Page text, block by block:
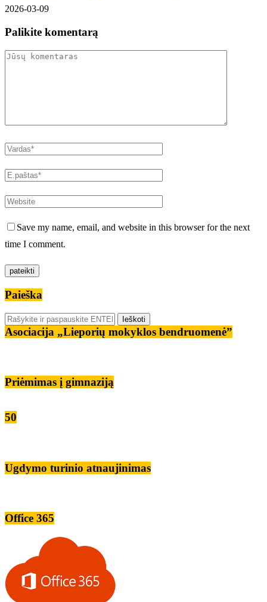
2026-03-09
Palikite komentarą
Save my name, email, and website in this browser for the next
time I comment.
Paieška
Asociacija „Lieporių mokyklos bendruomenė”
Priėmimas į gimnaziją
50
Ugdymo turinio atnaujinimas
Office 365